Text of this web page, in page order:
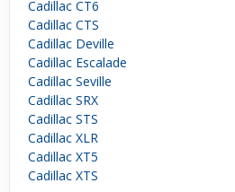
Cadillac CT6
Cadillac CTS
Cadillac Deville
Cadillac Escalade
Cadillac Seville
Cadillac SRX
Cadillac STS
Cadillac XLR
Cadillac XT5
Cadillac XTS